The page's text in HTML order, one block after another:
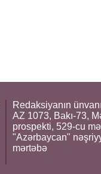
Redaksiyanın
AZ 1073, Bakı-73,
prospekti, 529-cu
"Azərbaycan"
mərtəbə